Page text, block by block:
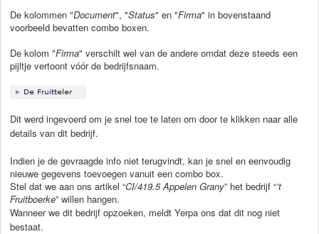
De kolommen "Document", "Status" en "Firma" in bovenstaand
voorbeeld bevatten combo boxen.
De kolom "Firma" verschilt wel van de andere omdat deze steeds een
pijltje vertoont vóór de bedrijfsnaam.
Dit werd ingevoerd om je snel toe te laten om door te klikken naar alle
details van dit bedrijf.
Indien je de gevraagde info niet terugvindt, kan je snel en eenvoudig
nieuwe gegevens toevoegen vanuit een combo box.
Stel dat we aan ons artikel “CI/419.5 Appelen Grany” het bedrijf “’t
Fruitboerke” willen hangen.
Wanneer we dit bedrijf opzoeken, meldt Yerpa ons dat dit nog niet
bestaat.